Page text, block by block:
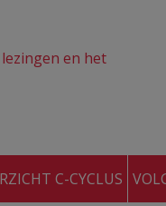
en het
C-CYCLUS